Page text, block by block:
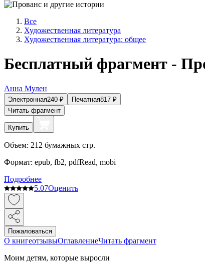
Все
Художественная литература
Художественная литература: общее
Бесплатный фрагмент -
Анна Мулен
Электронная240 ₽ Печатная817 ₽
Читать фрагмент
Купить
Объем: 212 бумажных стр.
Формат: epub, fb2, pdfRead, mobi
Подробнее
5.07Оценить
Пожаловаться
О книгеотзывыОглавлениеЧитать фрагмент
Моим детям, которые выросли